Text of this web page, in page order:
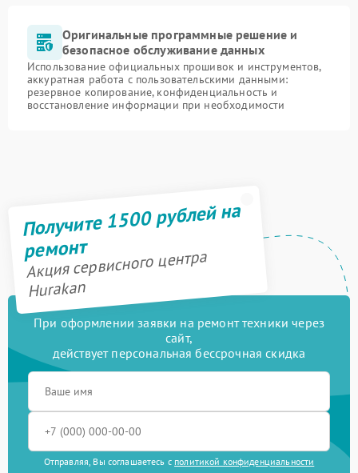
Оригинальные программные решение и
безопасное обслуживание данных
Использование официальных прошивок и инструментов,
аккуратная работа с пользовательскими данными:
резервное копирование, конфиденциальность и
восстановление информации при необходимости
Получите 1500 рублей на
ремонт
Акция сервисного центра
Hurakan
При оформлении заявки на ремонт техники через
сайт,
действует персональная бессрочная скидка
Отправляя, Вы соглашаетесь с политикой конфиденциальности